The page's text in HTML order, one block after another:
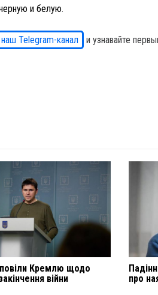
и белую.
Telegram-канал
и узнавайте
Кремлю щодо
війни
про